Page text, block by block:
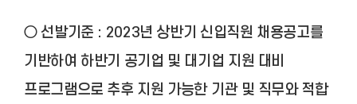
○ 선발기준 : 2023년 상반기 신입직원 채용공고를
기반하여 하반기 공기업 및 대기업 지원 대비
프로그램으로 추후 지원 가능한 기관 및 직무와 적합